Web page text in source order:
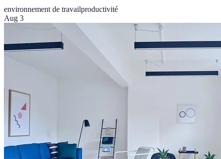
environnement de travailproductivité
Aug 3